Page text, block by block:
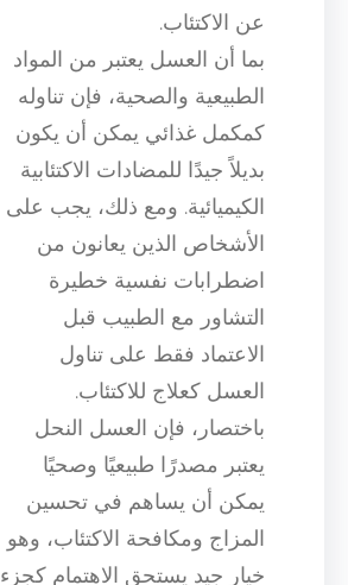
عن الاكتئاب.
بما أن العسل يعتبر من المواد
الطبيعية والصحية، فإن تناوله
كمكمل غذائي يمكن أن يكون
بديلاً جيدًا للمضادات الاكتئابية
الكيميائية. ومع ذلك، يجب على
الأشخاص الذين يعانون من
اضطرابات نفسية خطيرة
التشاور مع الطبيب قبل
الاعتماد فقط على تناول
العسل كعلاج للاكتئاب.
باختصار، فإن العسل النحل
يعتبر مصدرًا طبيعيًا وصحيًا
يمكن أن يساهم في تحسين
المزاج ومكافحة الاكتئاب، وهو
خيار جيد يستحق الاهتمام كجزء